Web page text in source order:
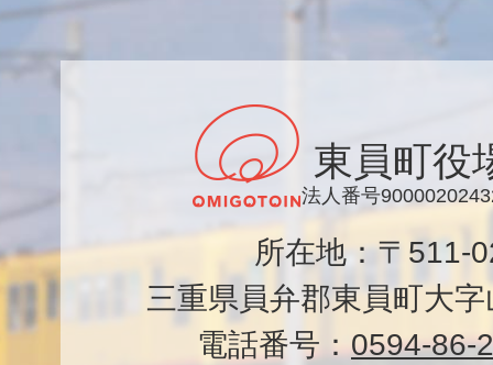
東員町役
法人番号
所在地：〒
三重県員弁郡東員町大
電話番号： 0594-86-